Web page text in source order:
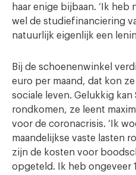
haar enige bijbaan. ‘Ik
wel de studiefinanciering
natuurlijk eigenlijk een
Bij de schoenenwinkel
euro per maand, dat kon
sociale leven. Gelukkig kan
rondkomen, ze leent
voor de coronacrisis. ‘Ik
maandelijkse vaste lasten
zijn de kosten voor
opgeteld. Ik heb ongeveer